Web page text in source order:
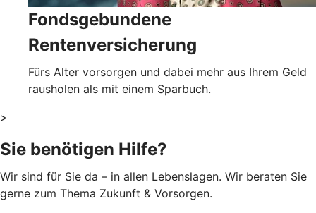
Fondsgebundene
Rentenversicherung
Fürs Alter vorsorgen und dabei mehr aus Ihrem Geld
rausholen als mit einem Sparbuch.
>
Sie benötigen Hilfe?
Wir sind für Sie da – in allen Lebenslagen. Wir beraten Sie
gerne zum Thema Zukunft & Vorsorgen.